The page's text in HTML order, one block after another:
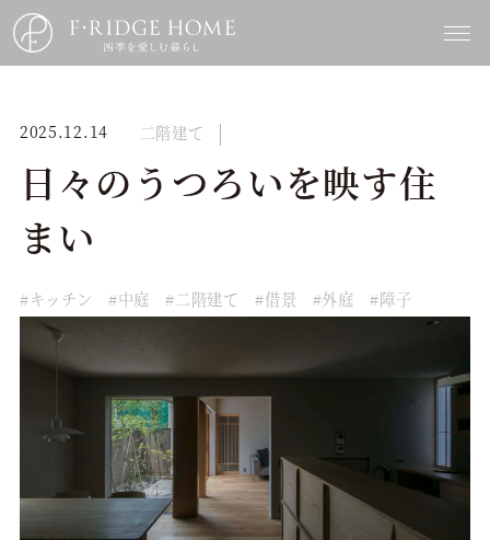
2025.12.14 二階建て
日々のうつろいを映す住
まい
キッチン 中庭 二階建て 借景 外庭 障子